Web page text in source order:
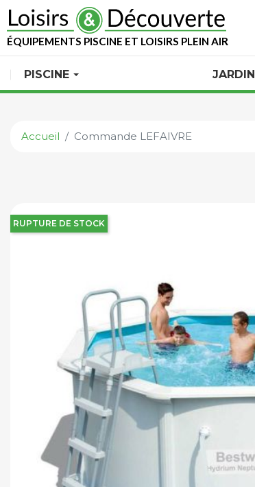
ÉQUIPEMENTS PISCINE ET LOISIRS PLEIN AIR
PISCINE JARDIN
Accueil Commande LEFAIVRE
RUPTURE DE STOCK